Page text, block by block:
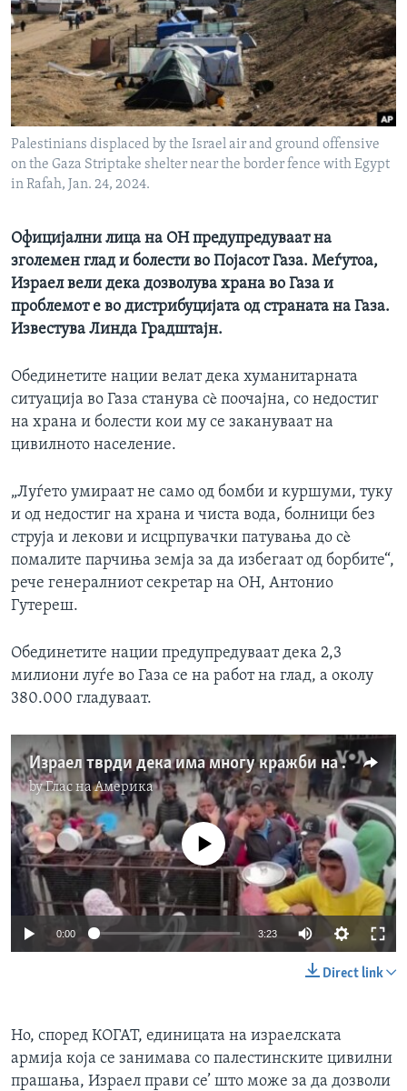
ИНТЕРВЈУА
Јазици
Palestinians displaced by the Israel air and ground offensive
on the Gaza Striptake shelter near the border fence with Egypt
in Rafah, Jan. 24, 2024.
Официјални лица на ОН предупредуваат на
зголемен глад и болести во Појасот Газа. Меѓутоа,
Израел вели дека дозволува храна во Газа и
проблемот е во дистрибуцијата од страната на Газа.
Известува Линда Градштајн.
Обединетите нации велат дека хуманитарната
ситуација во Газа станува сè поочајна, со недостиг
на храна и болести кои му се закануваат на
цивилното население.
„Луѓето умираат не само од бомби и куршуми, туку
и од недостиг на храна и чиста вода, болници без
струја и лекови и исцрпувачки патувања до сè
помалите парчиња земја за да избегаат од борбите“,
рече генералниот секретар на ОН, Антонио
Гутереш.
Обединетите нации предупредуваат дека 2,3
милиони луѓе во Газа се на работ на глад, а околу
380.000 гладуваат.
Израел тврди дека има многу кражби на храната за цивилите во Газа
byГлас на Америка
No media source currently available
0:00 3:23
Direct link
Но, според КОГАТ, единицата на израелската
армија која се занимава со палестинските цивилни
прашања, Израел прави се’ што може за да дозволи